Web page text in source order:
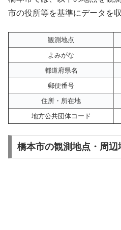
市の役所等を基準にデータを
観測地点
よみがな
都道府県名
郵便番号
住所・所在地
地方公共団体コード
橋本市の観測地点・周辺